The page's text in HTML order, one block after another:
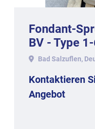
Fondant-
BV - Type
2000.
Bad Salzuflen,
Kontaktieren
Angebot